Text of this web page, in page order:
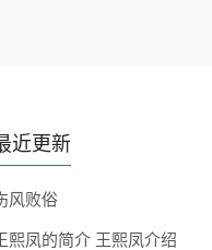
近更新
风败俗
熙凤的简介 王熙凤介绍